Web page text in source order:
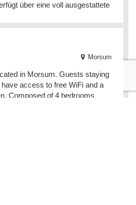
über eine voll ausgestattete
Morsum
in Morsum. Guests staying
access to free WiFi and a
Composed of 4 bedrooms